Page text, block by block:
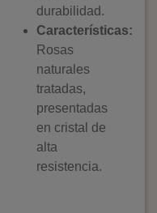
durabilidad.
Características:
Rosas
naturales
tratadas,
presentadas
en cristal de
alta
resistencia.